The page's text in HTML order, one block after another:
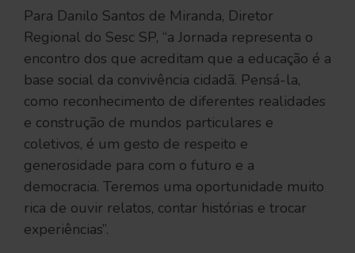
Para Danilo Santos de Miranda, Diretor
Regional do Sesc SP, “a Jornada representa o
encontro dos que acreditam que a educação é a
base social da convivência cidadã. Pensá-la,
como reconhecimento de diferentes realidades
e construção de mundos particulares e
coletivos, é um gesto de respeito e
generosidade para com o futuro e a
democracia. Teremos uma oportunidade muito
rica de ouvir relatos, contar histórias e trocar
experiências”.